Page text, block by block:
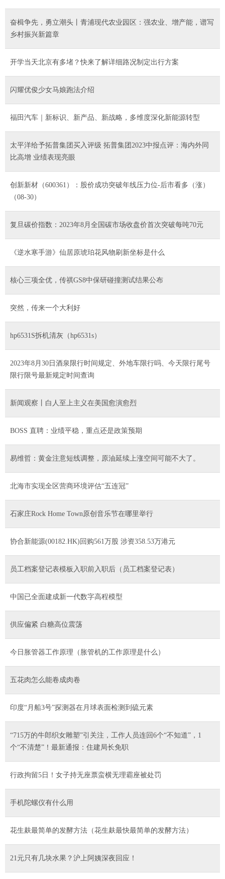
奋楫争先，勇立潮头丨青浦现代农业园区：强农业、增产能，谱写
乡村振兴新篇章
开学当天北京有多堵？快来了解详细路况制定出行方案
闪耀优俊少女马娘跑法介绍
福田汽车｜新标识、新产品、新战略，多维度深化新能源转型
太平洋给予拓普集团买入评级 拓普集团2023中报点评：海内外同
比高增 业绩表现亮眼
创新新材（600361）：股价成功突破年线压力位-后市看多（涨）
（08-30）
复旦碳价指数：2023年8月全国碳市场收盘价首次突破每吨70元
《逆水寒手游》仙居原琥珀花风物刷新坐标是什么
核心三项全优，传祺GS8中保研碰撞测试结果公布
突然，传来一个大利好
hp6531S拆机清灰（hp6531s）
2023年8月30日酒泉限行时间规定、外地车限行吗、今天限行尾号
限行限号最新规定时间查询
新闻观察丨白人至上主义在美国愈演愈烈
BOSS 直聘：业绩平稳，重点还是政策预期
易维哲：黄金注意短线调整，原油延续上涨空间可能不大了。
北海市实现全区营商环境评估“五连冠”
石家庄Rock Home Town原创音乐节在哪里举行
协合新能源(00182.HK)回购561万股 涉资358.53万港元
员工档案登记表模板入职前入职后（员工档案登记表）
中国已全面建成新一代数字高程模型
供应偏紧 白糖高位震荡
今日胀管器工作原理（胀管机的工作原理是什么）
五花肉怎么能卷成肉卷
印度“月船3号”探测器在月球表面检测到硫元素
“715万的牛郎织女雕塑”引关注，工作人员连回6个“不知道”，1
个“不清楚”！最新通报：住建局长免职
行政拘留5日！女子持无座票蛮横无理霸座被处罚
手机陀螺仪有什么用
花生麸最简单的发酵方法（花生麸最快最简单的发酵方法）
21元只有几块水果？沪上阿姨深夜回应！